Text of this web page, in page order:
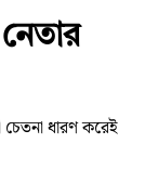
চেতনা ধারণ করেই